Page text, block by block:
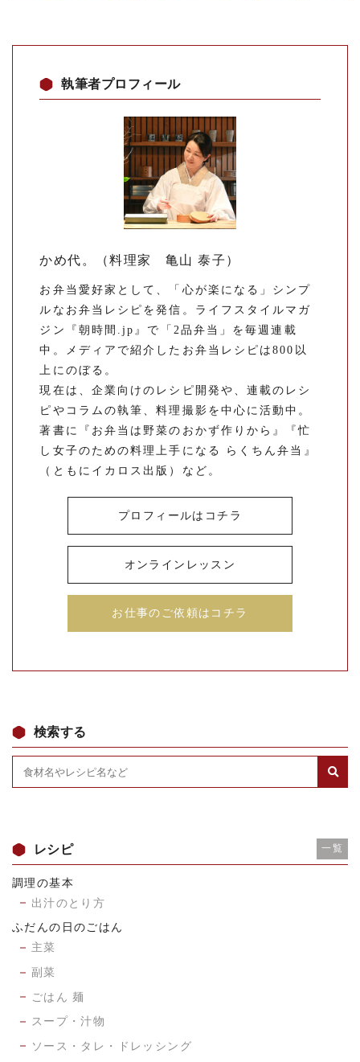
執筆者プロフィール
かめ代。（料理家 亀山 泰子）
お弁当愛好家として、「心が楽になる」シンプ
ルなお弁当レシピを発信。ライフスタイルマガ
ジン『朝時間.jp』で「2品弁当」を毎週連載
中。メディアで紹介したお弁当レシピは800以
上にのぼる。
現在は、企業向けのレシピ開発や、連載のレシ
ピやコラムの執筆、料理撮影を中心に活動中。
著書に『お弁当は野菜のおかず作りから』『忙
し女子のための料理上手になる らくちん弁当』
（ともにイカロス出版）など。
プロフィールはコチラ
オンラインレッスン
お仕事のご依頼はコチラ
検索する
レシピ 一覧
調理の基本
出汁のとり方
ふだんの日のごはん
主菜
副菜
ごはん 麺
スープ・汁物
ソース・タレ・ドレッシング